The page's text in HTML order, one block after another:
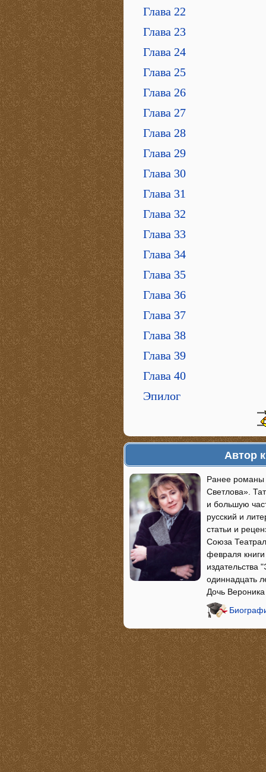
Глава 22
Глава 23
Глава 24
Глава 25
Глава 26
Глава 27
Глава 28
Глава 29
Глава 30
Глава 31
Глава 32
Глава 33
Глава 34
Глава 35
Глава 36
Глава 37
Глава 38
Глава 39
Глава 40
Эпилог
Автор
Ранее
Светлова».
и большую
русский и
статьи и
Союза
февраля
издательства
одиннадцать
Дочь